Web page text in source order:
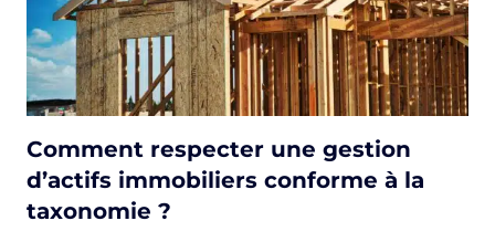
Comment respecter une gestion
d’actifs immobiliers conforme à la
taxonomie ?